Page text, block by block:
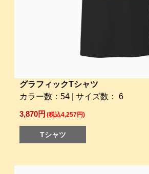
グラフィックTシャツ
カラー数：54 | サイズ数： 6
3,870円 (税込4,257円)
Tシャツ